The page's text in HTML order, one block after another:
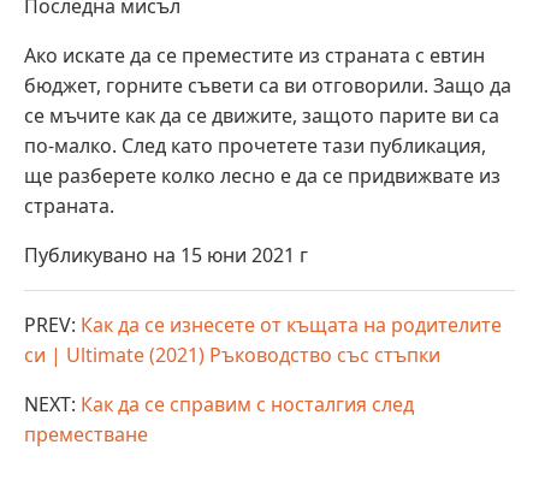
Последна мисъл
Ако искате да се преместите из страната с евтин
бюджет, горните съвети са ви отговорили. Защо да
се мъчите как да се движите, защото парите ви са
по-малко. След като прочетете тази публикация,
ще разберете колко лесно е да се придвижвате из
страната.
Публикувано на 15 юни 2021 г
PREV: Как да се изнесете от къщата на родителите
си | Ultimate (2021) Ръководство със стъпки
NEXT: Как да се справим с носталгия след
преместване